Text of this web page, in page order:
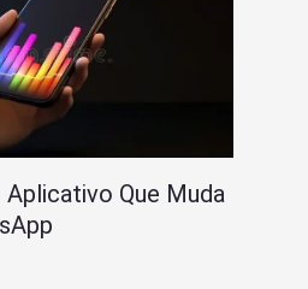
Aplicativo Que Muda